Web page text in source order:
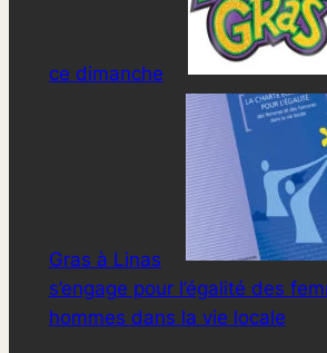
ce dimanche
Gras à Linas
s’engage pour l’égalité des
hommes dans la vie locale